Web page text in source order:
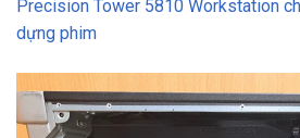
Precision Tower 5810 Workstation
dựng phim